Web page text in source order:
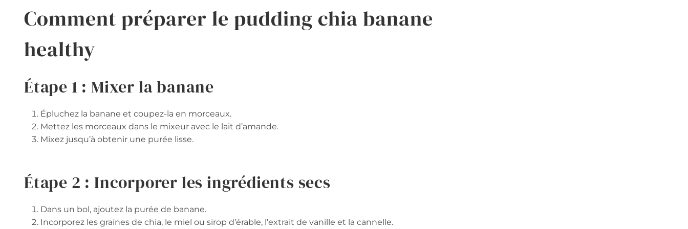
Comment préparer le pudding chia banane
healthy
Étape 1 : Mixer la banane
Épluchez la banane et coupez-la en morceaux.
Mettez les morceaux dans le mixeur avec le lait d’amande.
Mixez jusqu’à obtenir une purée lisse.
Étape 2 : Incorporer les ingrédients secs
Dans un bol, ajoutez la purée de banane.
Incorporez les graines de chia, le miel ou sirop d’érable, l’extrait de vanille et la cannelle.